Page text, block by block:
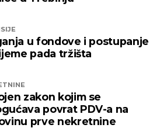
u fondove i postupanje
pada tržišta
zakon kojim se
povrat PDV-a na
prve nekretnine